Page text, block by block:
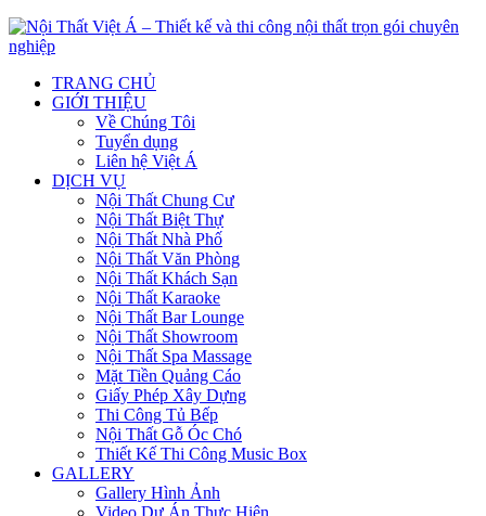
TRANG CHỦ
GIỚI THIỆU
Về Chúng Tôi
Tuyển dụng
Liên hệ Việt Á
DỊCH VỤ
Nội Thất Chung Cư
Nội Thất Biệt Thự
Nội Thất Nhà Phố
Nội Thất Văn Phòng
Nội Thất Khách Sạn
Nội Thất Karaoke
Nội Thất Bar Lounge
Nội Thất Showroom
Nội Thất Spa Massage
Mặt Tiền Quảng Cáo
Giấy Phép Xây Dựng
Thi Công Tủ Bếp
Nội Thất Gỗ Óc Chó
Thiết Kế Thi Công Music Box
GALLERY
Gallery Hình Ảnh
Video Dự Án Thực Hiện